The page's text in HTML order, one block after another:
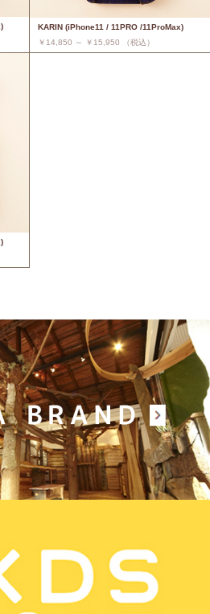
KARIN (iPhone11 / 11PRO /11ProMax)
￥14,850 ～ ￥15,950 （税込）